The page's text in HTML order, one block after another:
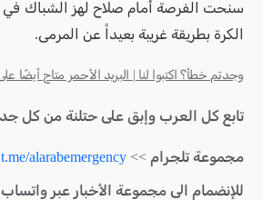
الكرة بطريقة غريبة بعيداً عن المرمى.
وجدتم خطأ؟ اكتبوا لنا | البريد الأحمر متاح أيضًا
تابع كل العرب وإبق على حتلنة من كل
مجموعة تلجرام >> t.me/alarabemergency
للإنضمام الى مجموعة الأخبار عبر